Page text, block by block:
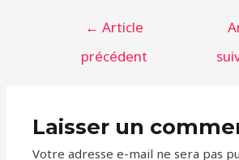
Navigation
l’article
← Article
précédent
Laisser un
Votre adresse e-mail ne sera pas